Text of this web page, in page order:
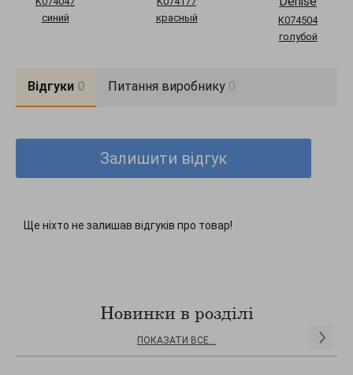
синий
красный
K074504
голубой
Відгуки 0 Питання виробнику 0
Залишити відгук
Ще ніхто не залишав відгуків про товар!
Новинки в розділі
ПОКАЗАТИ ВСЕ...